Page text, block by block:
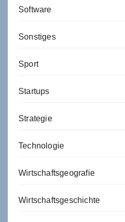
Software
Sonstiges
Sport
Startups
Strategie
Technologie
Wirtschaftsgeografie
Wirtschaftsgeschichte